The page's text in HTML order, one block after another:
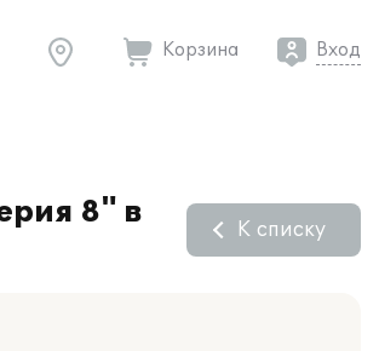
Корзина Вход
8" в
К списку